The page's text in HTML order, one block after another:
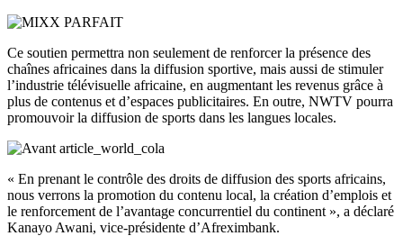
Ce soutien permettra non seulement de renforcer la présence des
chaînes africaines dans la diffusion sportive, mais aussi de stimuler
l’industrie télévisuelle africaine, en augmentant les revenus grâce à
plus de contenus et d’espaces publicitaires. En outre, NWTV pourra
promouvoir la diffusion de sports dans les langues locales.
« En prenant le contrôle des droits de diffusion des sports africains,
nous verrons la promotion du contenu local, la création d’emplois et
le renforcement de l’avantage concurrentiel du continent », a déclaré
Kanayo Awani, vice-présidente d’Afreximbank.